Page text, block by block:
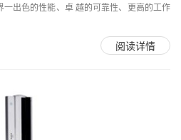
出色的性能、卓 越的可靠性、更高的工作
阅读详情